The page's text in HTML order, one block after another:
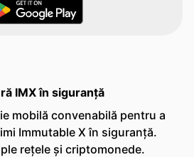
IMX în siguranță
mobilă convenabilă pentru a
Immutable X în siguranță.
rețele și criptomonede.